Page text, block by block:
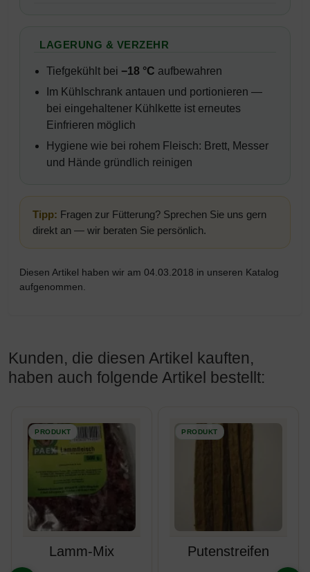
LAGERUNG & VERZEHR
Tiefgekühlt bei −18 °C aufbewahren
Im Kühlschrank antauen und portionieren —
bei eingehaltener Kühlkette ist erneutes
Einfrieren möglich
Hygiene wie bei rohem Fleisch: Brett, Messer
und Hände gründlich reinigen
Tipp: Fragen zur Fütterung? Sprechen Sie uns gern
direkt an — wir beraten Sie persönlich.
Diesen Artikel haben wir am 04.03.2018 in unseren Katalog
aufgenommen.
Kunden, die diesen Artikel kauften,
haben auch folgende Artikel bestellt:
Lamm-Mix Putenstreifen